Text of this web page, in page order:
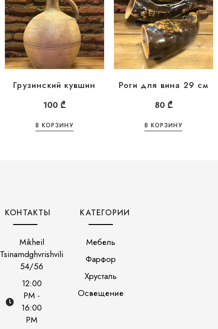
Грузинский кувшин
100 ₾
В КОРЗИНУ
Роги для вина 29 см
80 ₾
В КОРЗИНУ
КОНТАКТЫ
Mikheil
Tsinamdghvrishvili
54/56
12:00
PM -
16:00
PM
КАТЕГОРИИ
Мебель
Фарфор
Хрусталь
Освещение